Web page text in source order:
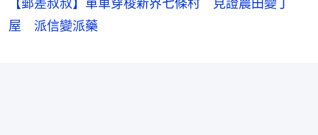
屋 派信變派藥